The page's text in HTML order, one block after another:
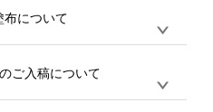
ルをご利用ください)
き調整をお願い致します。
に割引(最大50%)が適用され
ント】購入金額の1％が1ポ
され、次回ご注文時に1ポイ
お使いいただけます。ポイン
日に付与され、次回ご注文時
布について
】カラー生地（Tシャツのホ
ッグのナチュラル、ホワイト
ご入稿について